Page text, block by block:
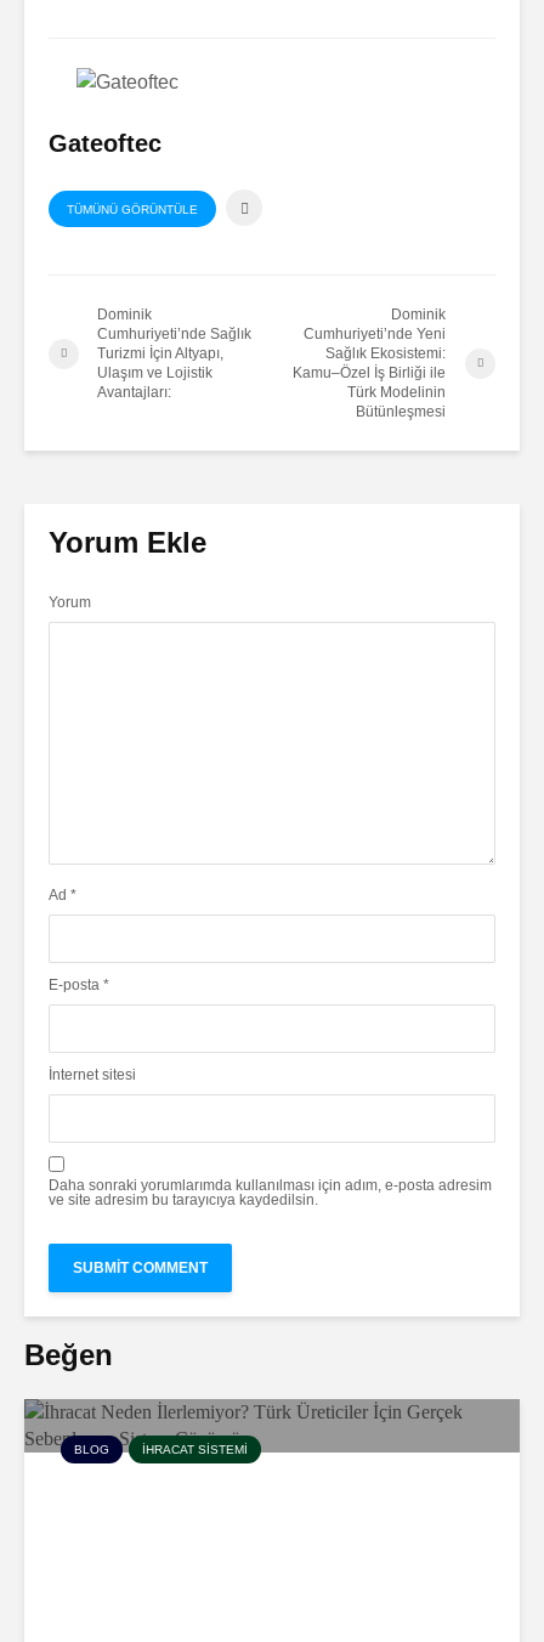
Gateoftec
TÜMÜNÜ GÖRÜNTÜLE
Dominik
Cumhuriyeti’nde Sağlık
Turizmi İçin Altyapı,
Ulaşım ve Lojistik
Avantajları:
Dominik
Cumhuriyeti’nde Yeni
Sağlık Ekosistemi:
Kamu–Özel İş Birliği ile
Türk Modelinin
Bütünleşmesi
Yorum Ekle
Yorum
Ad *
E-posta *
İnternet sitesi
Daha sonraki yorumlarımda kullanılması için adım, e-posta adresim
ve site adresim bu tarayıcıya kaydedilsin.
Beğen
BLOG İHRACAT SISTEMI